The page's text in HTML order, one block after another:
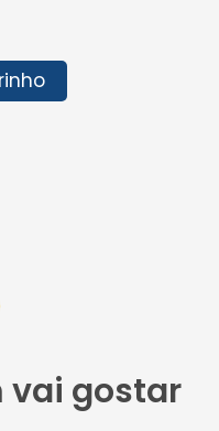
vai gostar